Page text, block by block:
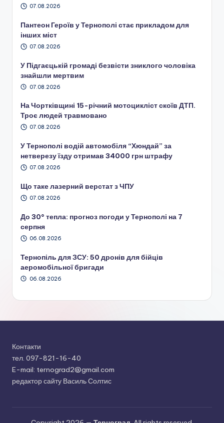
07.08.2026
Пантеон Героїв у Тернополі стає прикладом для
інших міст
07.08.2026
У Підгаєцькій громаді безвісти зниклого чоловіка
знайшли мертвим
07.08.2026
На Чортківщині 15-річний мотоцикліст скоїв ДТП.
Троє людей травмовано
07.08.2026
У Тернополі водій автомобіля “Хюндай” за
нетверезу їзду отримав 34000 грн штрафу
07.08.2026
Що таке лазерний верстат з ЧПУ
07.08.2026
До 30° тепла: прогноз погоди у Тернополі на 7
серпня
06.08.2026
Тернопіль для ЗСУ: 50 дронів для бійців
аеромобільної бригади
06.08.2026
Контакти
тел. 097-821-16-40
E-mail: ternograd2@gmail.com
редактор сайту Василь Солтис